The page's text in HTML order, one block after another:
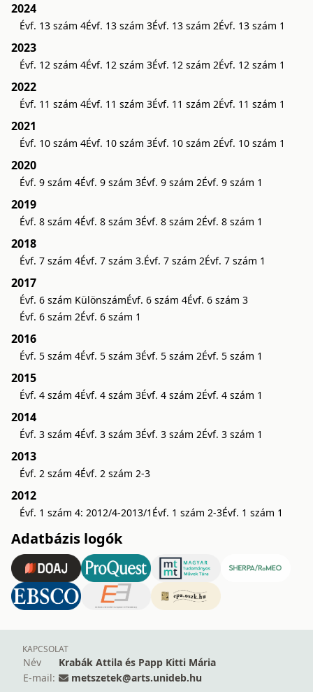
2024
Évf. 13 szám 4Évf. 13 szám 3Évf. 13 szám 2Évf. 13 szám 1
2023
Évf. 12 szám 4Évf. 12 szám 3Évf. 12 szám 2Évf. 12 szám 1
2022
Évf. 11 szám 4Évf. 11 szám 3Évf. 11 szám 2Évf. 11 szám 1
2021
Évf. 10 szám 4Évf. 10 szám 3Évf. 10 szám 2Évf. 10 szám 1
2020
Évf. 9 szám 4Évf. 9 szám 3Évf. 9 szám 2Évf. 9 szám 1
2019
Évf. 8 szám 4Évf. 8 szám 3Évf. 8 szám 2Évf. 8 szám 1
2018
Évf. 7 szám 4Évf. 7 szám 3.Évf. 7 szám 2Évf. 7 szám 1
2017
Évf. 6 szám KülönszámÉvf. 6 szám 4Évf. 6 szám 3
Évf. 6 szám 2Évf. 6 szám 1
2016
Évf. 5 szám 4Évf. 5 szám 3Évf. 5 szám 2Évf. 5 szám 1
2015
Évf. 4 szám 4Évf. 4 szám 3Évf. 4 szám 2Évf. 4 szám 1
2014
Évf. 3 szám 4Évf. 3 szám 3Évf. 3 szám 2Évf. 3 szám 1
2013
Évf. 2 szám 4Évf. 2 szám 2-3
2012
Évf. 1 szám 4: 2012/4-2013/1 Évf. 1 szám 2-3Évf. 1 szám 1
Adatbázis logók
KAPCSOLAT
Név
Krabák Attila és Papp Kitti Mária
E-mail:
metszetek@arts.unideb.hu